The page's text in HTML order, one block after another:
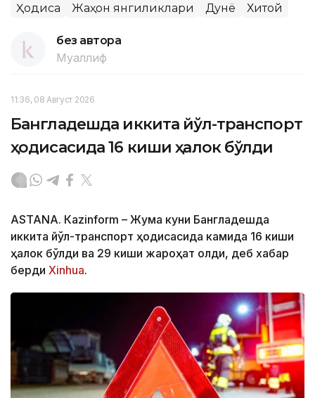
Ҳодиса Жаҳон янгиликлари Дунё Хитой
без автора
Муаллиф
11:36, 08 Август 2026
Бангладешда иккита йўл-транспорт
ҳодисасида 16 киши ҳалок бўлди
ASTANА. Кazinform – Жума куни Бангладешда
иккита йўл-транспорт ҳодисасида камида 16 киши
ҳалок бўлди ва 29 киши жароҳат олди, деб хабар
берди Xinhua.